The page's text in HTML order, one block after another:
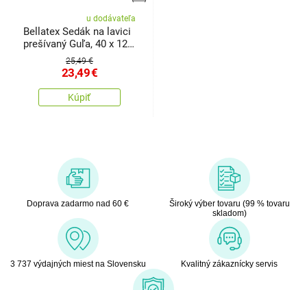
u dodávateľa
Bellatex Sedák na lavici
prešívaný Guľa, 40 x 120
25,49 €
23,49€
Kúpiť
Doprava zadarmo nad 60 €
Široký výber tovaru (99 % tovaru
skladom)
3 737 výdajných miest na Slovensku Kvalitný zákaznícky servis